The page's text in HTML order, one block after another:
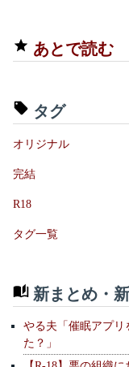
あとで読む
タグ
オリジナル
完結
R18
タグ一覧
新まとめ・
やる夫「催眠アプ
た？」